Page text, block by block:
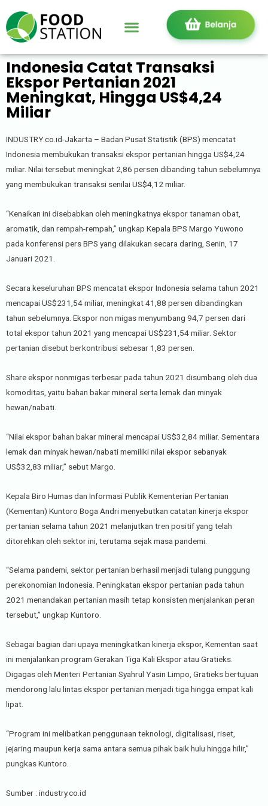
Indonesia Catat Transaksi
Ekspor Pertanian 2021
Meningkat, Hingga US$4,24
Miliar
INDUSTRY.co.id-Jakarta – Badan Pusat Statistik (BPS) mencatat
Indonesia membukukan transaksi ekspor pertanian hingga US$4,24
miliar. Nilai tersebut meningkat 2,86 persen dibanding tahun sebelumnya
yang membukukan transaksi senilai US$4,12 miliar.
“Kenaikan ini disebabkan oleh meningkatnya ekspor tanaman obat,
aromatik, dan rempah-rempah,” ungkap Kepala BPS Margo Yuwono
pada konferensi pers BPS yang dilakukan secara daring, Senin, 17
Januari 2021.
Secara keseluruhan BPS mencatat ekspor Indonesia selama tahun 2021
mencapai US$231,54 miliar, meningkat 41,88 persen dibandingkan
tahun sebelumnya. Ekspor non migas menyumbang 94,7 persen dari
total ekspor tahun 2021 yang mencapai US$231,54 miliar. Sektor
pertanian disebut berkontribusi sebesar 1,83 persen.
Share ekspor nonmigas terbesar pada tahun 2021 disumbang oleh dua
komoditas, yaitu bahan bakar mineral serta lemak dan minyak
hewan/nabati.
“Nilai ekspor bahan bakar mineral mencapai US$32,84 miliar. Sementara
lemak dan minyak hewan/nabati memiliki nilai ekspor sebanyak
US$32,83 miliar,” sebut Margo.
Kepala Biro Humas dan Informasi Publik Kementerian Pertanian
(Kementan) Kuntoro Boga Andri menyebutkan catatan kinerja ekspor
pertanian selama tahun 2021 melanjutkan tren positif yang telah
ditorehkan oleh sektor ini, terutama sejak masa pandemi.
“Selama pandemi, sektor pertanian berhasil menjadi tulang punggung
perekonomian Indonesia. Peningkatan ekspor pertanian pada tahun
2021 menandakan pertanian masih tetap konsisten menjalankan peran
tersebut,” ungkap Kuntoro.
Sebagai bagian dari upaya meningkatkan kinerja ekspor, Kementan saat
ini menjalankan program Gerakan Tiga Kali Ekspor atau Gratieks.
Digagas oleh Menteri Pertanian Syahrul Yasin Limpo, Gratieks bertujuan
mendorong lalu lintas ekspor pertanian menjadi tiga hingga empat kali
lipat.
“Program ini melibatkan penggunaan teknologi, digitalisasi, riset,
jejaring maupun kerja sama antara semua pihak baik hulu hingga hilir,”
pungkas Kuntoro.
Sumber : industry.co.id